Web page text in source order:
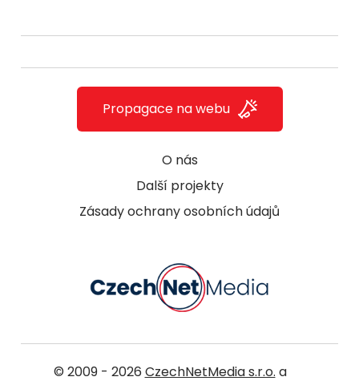
O nás
Další projekty
Zásady ochrany osobních údajů
Propagace na webu
© 2009 - 2026 CzechNetMedia s.r.o. a